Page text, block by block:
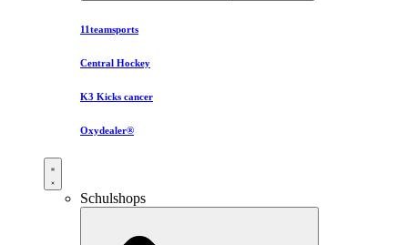
11teamsports
Central Hockey
K3 Kicks cancer
Oxydealer®
Schulshops